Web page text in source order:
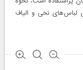
لباس‌های نخی و الیاف